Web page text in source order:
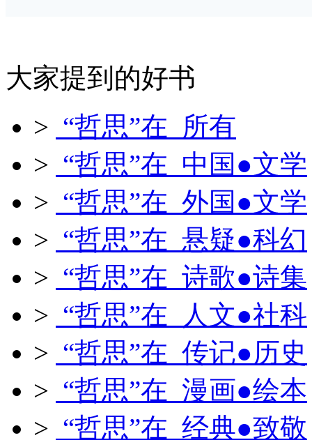
大家提到的好书
> “哲思”在 所有
> “哲思”在 中国●文学
> “哲思”在 外国●文学
> “哲思”在 悬疑●科幻
> “哲思”在 诗歌●诗集
> “哲思”在 人文●社科
> “哲思”在 传记●历史
> “哲思”在 漫画●绘本
> “哲思”在 经典●致敬